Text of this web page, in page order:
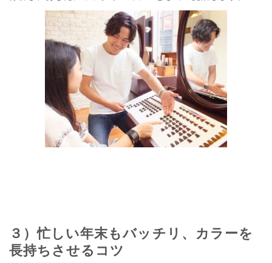
３）忙しい年末もバッチリ、カラーを
長持ちさせるコツ